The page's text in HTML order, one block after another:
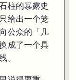
柱的暴露史
给出一个笼
公众的「几
成了一个具
。